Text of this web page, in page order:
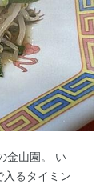
金山園。 い
るタイミン